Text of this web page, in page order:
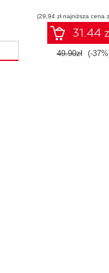
(29,94 zł najniższa cena
31.44
49.90zł (-